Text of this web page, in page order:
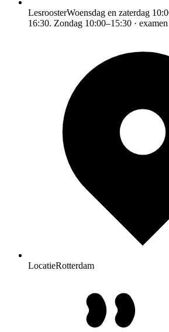
LesroosterWoensdag en zaterdag
16:30. Zondag 10:00–15:30 ·
LocatieRotterdam